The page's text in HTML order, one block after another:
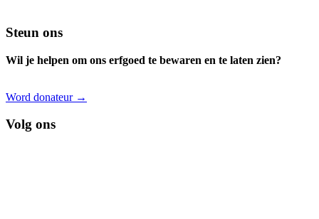
Footer
Steun ons
Wil je helpen om ons erfgoed te bewaren en te laten zien?
Word donateur →
Volg ons